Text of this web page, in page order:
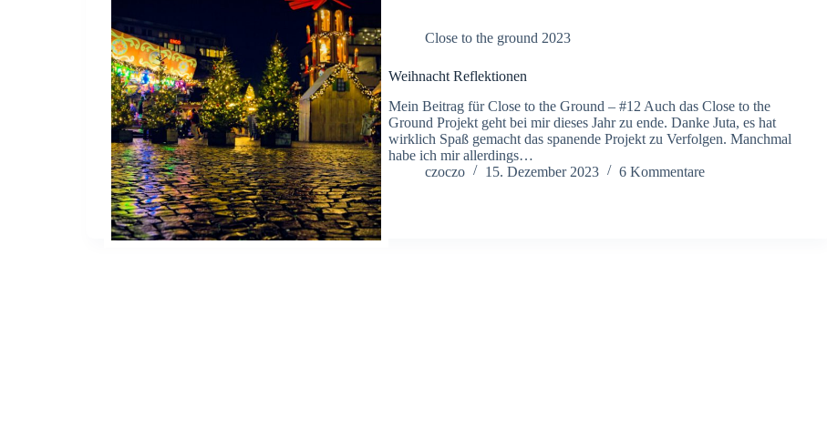
Close to the ground 2023
Weihnacht Reflektionen
Mein Beitrag für Close to the Ground – #12 Auch das Close to the
Ground Projekt geht bei mir dieses Jahr zu ende. Danke Juta, es hat
wirklich Spaß gemacht das spanende Projekt zu Verfolgen. Manchmal
habe ich mir allerdings…
czoczo
15. Dezember 2023 6 Kommentare